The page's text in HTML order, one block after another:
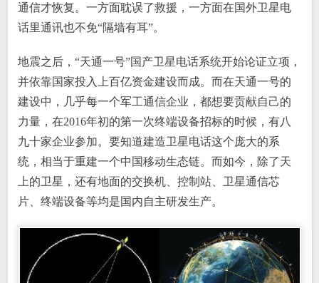
通信才恢复。一方面耽误了救援，一方面在国外卫星电
话里通讯也不免“隔墙有耳”。
地震之后，“天通一号”国产卫星电话系统开始论证立项，
并依靠国家投入上百亿资金建设而成。而在天通一号的
建设中，几乎每一个军工通信企业，都想要贡献自己的
力量，在2016年初的第一次终端设备招标的时候，有八
九十家企业参加。要知道建造卫星电话这个庞大的系
统，相当于重建一个中国移动生态链。而如今，除了天
上的卫星，还有地面的交换机、控制站、卫星通信芯
片、终端设备等均是国内自主研发生产。